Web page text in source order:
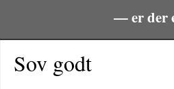
— er der
Sov godt